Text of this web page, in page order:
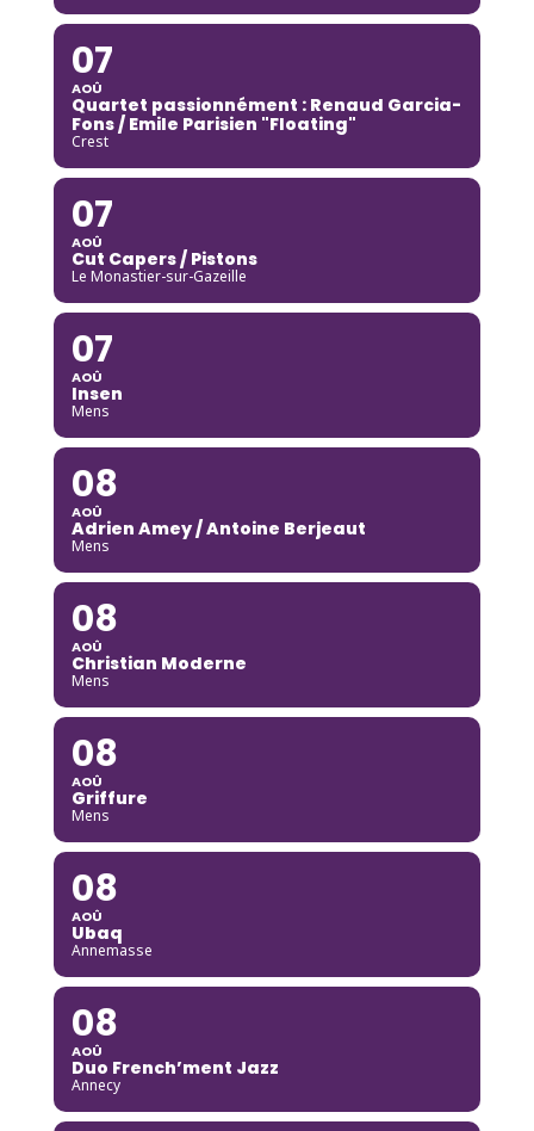
07
AOÛ
Quartet passionnément : Renaud Garcia-
Fons / Emile Parisien "Floating"
Crest
07
AOÛ
Cut Capers / Pistons
Le Monastier-sur-Gazeille
07
AOÛ
Insen
Mens
08
AOÛ
Adrien Amey / Antoine Berjeaut
Mens
08
AOÛ
Christian Moderne
Mens
08
AOÛ
Griffure
Mens
08
AOÛ
Ubaq
Annemasse
08
AOÛ
Duo French’ment Jazz
Annecy